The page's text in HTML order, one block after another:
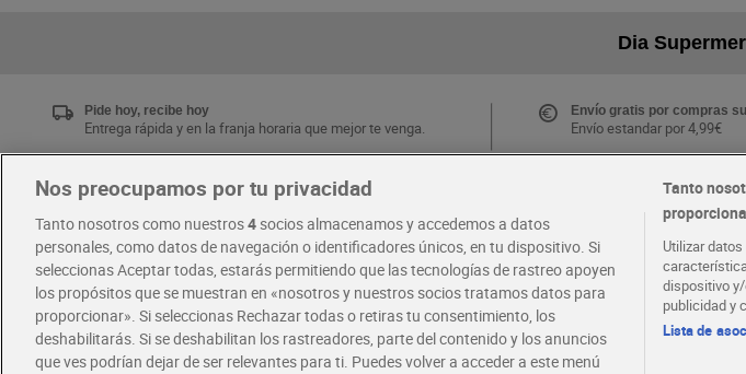
Dia
Pide hoy, recibe hoy
Entrega rápida y en la franja horaria que mejor te venga.
Envío gratis por compras
Envío estandar por 4,99€
Disfruta las ventajas y ofertas exclusivas.
Descárgate la APP Dia
Folletos y Tiendas
cercana
RECETAS · COMER MEJOR CADA DIA · EMPLEO
Nos preocupamos por tu privacidad
Tanto nosotros como nuestros4socios almacenamos y accedemos a datos
personales, como datos de navegación o identificadores únicos, en tu dispositivo. Si
seleccionas Aceptar todas, estarás permitiendo que las tecnologías de rastreo apoyen
los propósitos que se muestran en «nosotros y nuestros socios tratamos datos para
proporcionar». Si seleccionas Rechazar todas o retiras tu consentimiento, los
deshabilitarás. Si se deshabilitan los rastreadores, parte del contenido y los anuncios
que ves podrían dejar de ser relevantes para ti. Puedes volver a acceder a este menú
Tanto
Utilizar
dispositivo
publicidad y
Lista de